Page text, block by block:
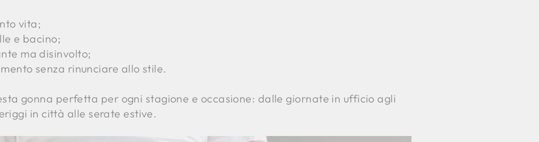
vita;
e bacino;
ma disinvolto;
senza rinunciare allo stile.
gonna perfetta per ogni stagione e occasione: dalle giornate in ufficio agli
in città alle serate estive.